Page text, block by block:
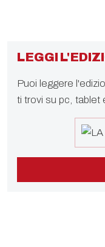
LEGGI
Puoi leggere
ti trovi su pc, tablet